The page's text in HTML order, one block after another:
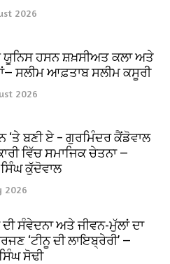
2026
ਹਸਨ ਸ਼ਖ਼ਸੀਅਤ ਕਲਾ ਅਤੇ
ਸਲੀਮ ਆਫ਼ਤਾਬ ਸਲੀਮ ਕਸੂਰੀ
2026
‘ਤੇ ਬਣੀ ਏ – ਗੁਰਮਿੰਦਰ ਕੈਂਡੋਵਾਲ
ਵਿੱਚ ਸਮਾਜਿਕ ਚੇਤਨਾ —
ਕੁੱਦੋਵਾਲ
2026
ਸੰਵੇਦਨਾ ਅਤੇ ਜੀਵਨ-ਮੁੱਲਾਂ ਦਾ
‘ਟੀਨੂ ਦੀ ਲਾਇਬ੍ਰੇਰੀ’ —
ਸੋਢੀ